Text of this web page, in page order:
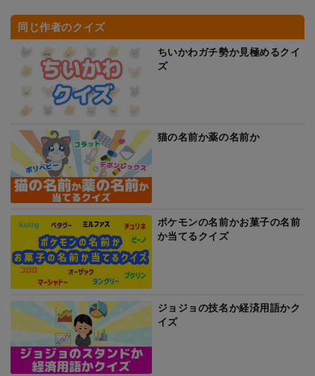
同じ作者のクイズ
ちいかわガチ勢か見極めるクイ
ズ
猫の名前か薬の名前か
ポケモンの名前かお菓子の名前
か当てるクイズ
ジョジョの技名か経済用語かク
イズ